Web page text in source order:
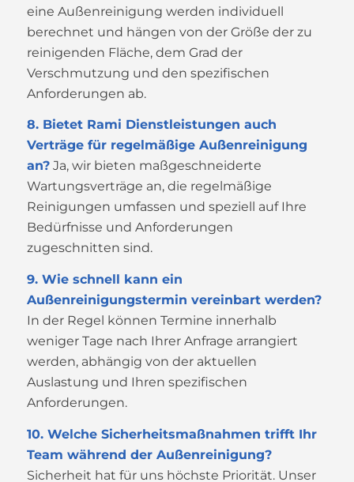
eine Außenreinigung werden individuell
berechnet und hängen von der Größe der zu
reinigenden Fläche, dem Grad der
Verschmutzung und den spezifischen
Anforderungen ab.
8. Bietet Rami Dienstleistungen auch
Verträge für regelmäßige Außenreinigung
an?Ja, wir bieten maßgeschneiderte
Wartungsverträge an, die regelmäßige
Reinigungen umfassen und speziell auf Ihre
Bedürfnisse und Anforderungen
zugeschnitten sind.
9. Wie schnell kann ein
Außenreinigungstermin vereinbart werden?
In der Regel können Termine innerhalb
weniger Tage nach Ihrer Anfrage arrangiert
werden, abhängig von der aktuellen
Auslastung und Ihren spezifischen
Anforderungen.
10. Welche Sicherheitsmaßnahmen trifft Ihr
Team während der Außenreinigung?
Sicherheit hat für uns höchste Priorität. Unser